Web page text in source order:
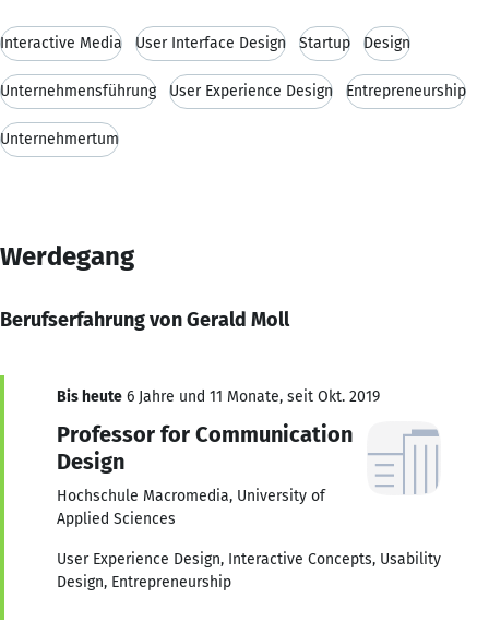
Interactive Media User Interface Design Startup Design
Unternehmensführung User Experience Design Entrepreneurship
Unternehmertum
Werdegang
Berufserfahrung von Gerald Moll
Bis heute 6 Jahre und 11 Monate, seit Okt. 2019
Professor for Communication
Design
Hochschule Macromedia, University of
Applied Sciences
User Experience Design, Interactive Concepts, Usability
Design, Entrepreneurship